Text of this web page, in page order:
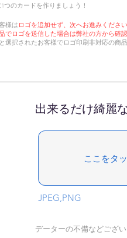
つのカードを作りましょう！
様はロゴを追加せず、次へお進みください
ロゴを送信した場合は弊社の方から確認
選択されたお客様でロゴ印刷非対応の商
出来るだけ綺麗
ここをタ
JPEG,PNG
データーの不備などござ